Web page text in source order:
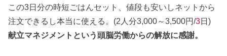
この3日分の時短ごはんセット、値段も安いしネットから
注文できるし本当に使える。(2人分3,000～3,500円/3日)
献立マネジメントという頭脳労働からの解放に感謝。